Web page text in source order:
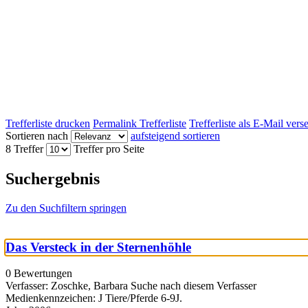
Trefferliste drucken Permalink Trefferliste Trefferliste als E-Mail
Sortieren nach
aufsteigend sortieren
8 Treffer
Treffer pro Seite
Suchergebnis
Zu den Suchfiltern springen
Das Versteck in der Sternenhöhle
0 Bewertungen
Verfasser: Zoschke, Barbara Suche nach diesem Verfasser
Medienkennzeichen: J Tiere/Pferde 6-9J.